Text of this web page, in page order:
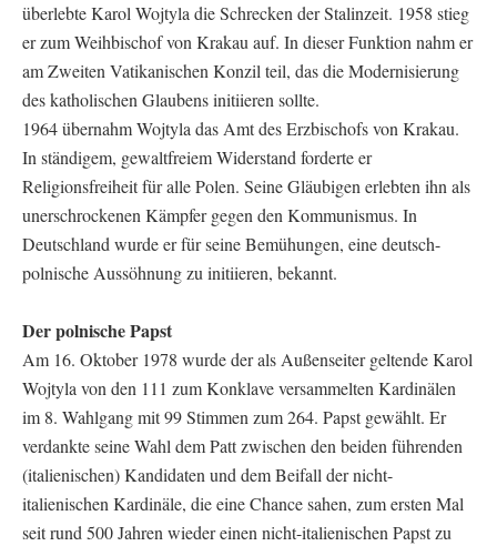
überlebte Karol Wojtyla die Schrecken der Stalinzeit. 1958 stieg
er zum Weihbischof von Krakau auf. In dieser Funktion nahm er
am Zweiten Vatikanischen Konzil teil, das die Modernisierung
des katholischen Glaubens initiieren sollte.
1964 übernahm Wojtyla das Amt des Erzbischofs von Krakau.
In ständigem, gewaltfreiem Widerstand forderte er
Religionsfreiheit für alle Polen. Seine Gläubigen erlebten ihn als
unerschrockenen Kämpfer gegen den Kommunismus. In
Deutschland wurde er für seine Bemühungen, eine deutsch-
polnische Aussöhnung zu initiieren, bekannt.
Der polnische Papst
Am 16. Oktober 1978 wurde der als Außenseiter geltende Karol
Wojtyla von den 111 zum Konklave versammelten Kardinälen
im 8. Wahlgang mit 99 Stimmen zum 264. Papst gewählt. Er
verdankte seine Wahl dem Patt zwischen den beiden führenden
(italienischen) Kandidaten und dem Beifall der nicht-
italienischen Kardinäle, die eine Chance sahen, zum ersten Mal
seit rund 500 Jahren wieder einen nicht-italienischen Papst zu